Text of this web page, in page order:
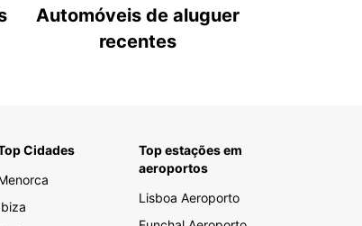
Automóveis de aluguer
recentes
Cidades
Top estações em
aeroportos
Lisboa Aeroporto